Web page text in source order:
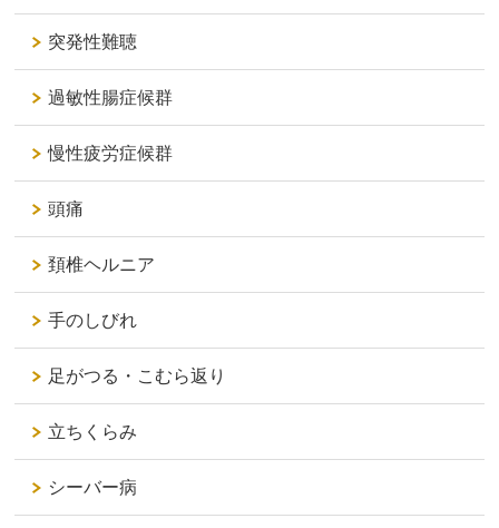
突発性難聴
過敏性腸症候群
慢性疲労症候群
頭痛
頚椎ヘルニア
手のしびれ
足がつる・こむら返り
立ちくらみ
シーバー病